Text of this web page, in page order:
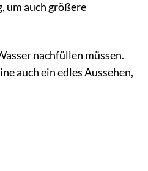
um auch größere
nachfüllen müssen.
auch ein edles Aussehen,